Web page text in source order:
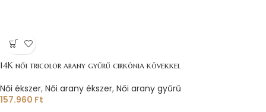
14K női tricolor arany gyűrű cirkónia kövekkel
Női ékszer, Női arany ékszer, Női arany gyűrű
157.960 Ft